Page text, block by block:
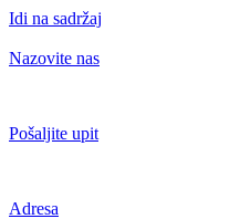
Idi na sadržaj
Nazovite nas
Pošaljite upit
Adresa